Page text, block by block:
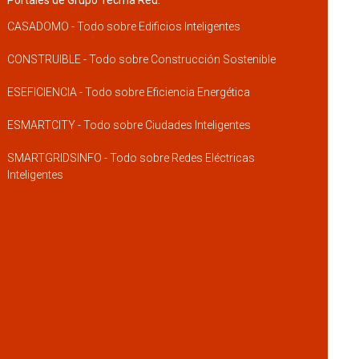
CASADOMO - Todo sobre Edificios Inteligentes
CONSTRUIBLE - Todo sobre Construcción Sostenible
ESEFICIENCIA - Todo sobre Eficiencia Energética
ESMARTCITY - Todo sobre Ciudades Inteligentes
SMARTGRIDSINFO - Todo sobre Redes Eléctricas
Inteligentes